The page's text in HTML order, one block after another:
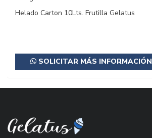
Helado Carton 10Lts. Frutilla Gelatus
SOLICITAR MÁS INFORMACIÓN